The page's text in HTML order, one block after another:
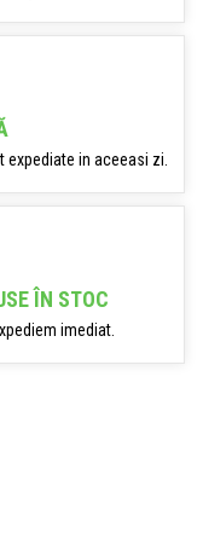
in aceeasi zi.
ÎN STOC
imediat.